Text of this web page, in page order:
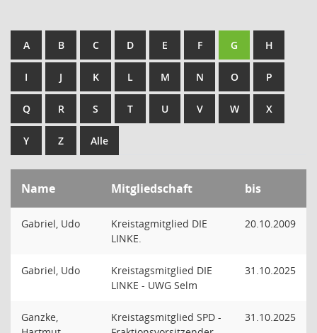
A B C D E F G H
I J K L M N O P
Q R S T U V W X
Y Z Alle
Name Mitgliedschaft bis
Gabriel, Udo
Kreistagmitglied DIE
LINKE.
20.10.2009
Gabriel, Udo
Kreistagsmitglied DIE
LINKE - UWG Selm
31.10.2025
Ganzke,
Kreistagsmitglied SPD -
31.10.2025